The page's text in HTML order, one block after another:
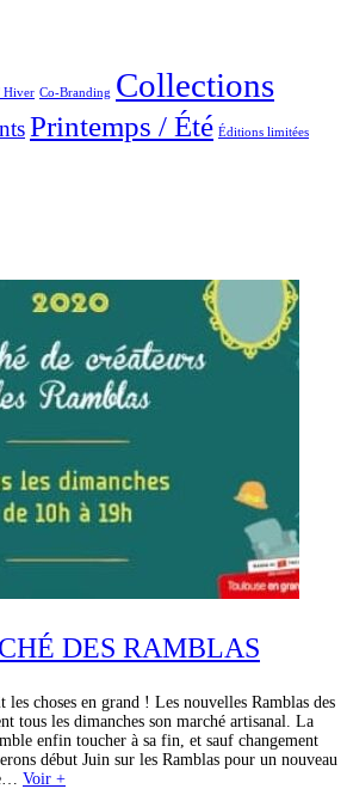
Hiver Co-Branding Collections
Printemps / Été Éditions limitées
DES RAMBLAS
choses en grand ! Les nouvelles Ramblas des
tous les dimanches son marché artisanal. La
enfin toucher à sa fin, et sauf changement
début Juin sur les Ramblas pour un nouveau
Voir +